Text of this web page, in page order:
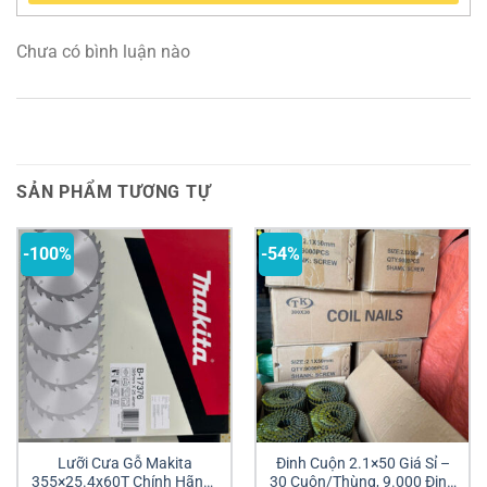
Chưa có bình luận nào
SẢN PHẨM TƯƠNG TỰ
-100%
Lưỡi Cưa Gỗ Makita
355×25.4x60T Chính Hãng |
-54%
Đinh Cuộn 2.1×50 Giá Sỉ –
30 Cuộn/Thùng, 9.000 Đinh